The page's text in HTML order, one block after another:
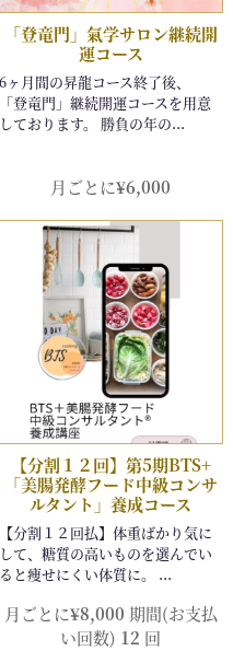
月ごとに¥6,000
月ごとに¥8,000 期間(お支払
い回数) 12 回